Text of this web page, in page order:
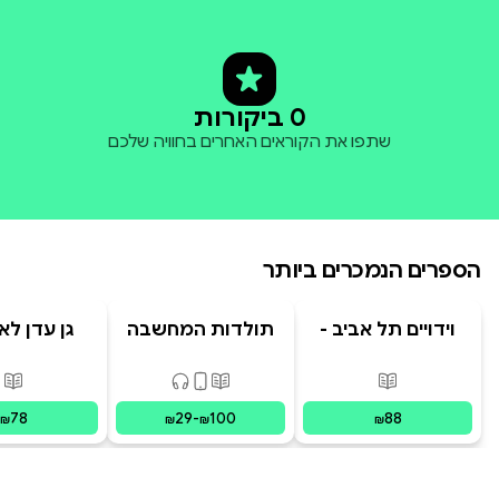
0 ביקורות
שתפו את הקוראים האחרים בחוויה שלכם
הספרים הנמכרים ביותר
וידויים תל אביב -
פורמטים זמינים
מודפס
₪88
תולדות המחשבה
פורמטים זמינים
מודפס,
₪29-₪100
גן עדן
₪78